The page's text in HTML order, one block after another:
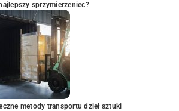
sprzymierzeniec?
metody transportu dzieł sztuki